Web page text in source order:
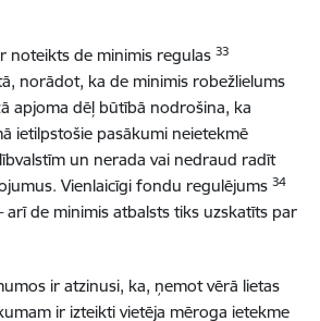
noteikts de minimis regulas 33
norādot, ka de minimis robežlielums
apjoma dēļ būtībā nodrošina, ka
ietilpstošie pasākumi neietekmē
un nerada vai nedraud radīt
Vienlaicīgi fondu regulējums 34
arī de minimis atbalsts tiks uzskatīts par
ir atzinusi, ka, ņemot vērā lietas
ir izteikti vietēja mēroga ietekme